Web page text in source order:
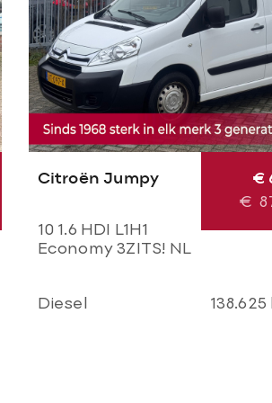
Citroën Jumpy
10 1.6 HDI L1H1
Economy 3ZITS! NL
Imperial l
€
€
Diesel 138.625